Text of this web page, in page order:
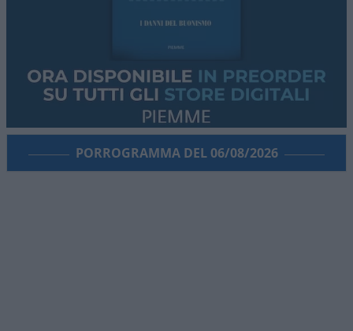
PORROGRAMMA DEL 06/08/2026